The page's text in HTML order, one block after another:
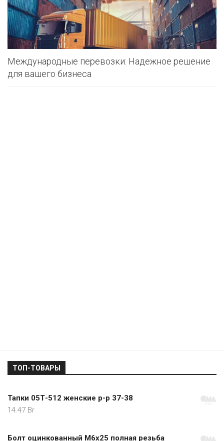
Международные перевозки: Надежное решение
для вашего бизнеса
ТОП-ТОВАРЫ
Тапки 05Т-512 женские р-р 37-38
14.47 Br
Болт оцинкованный М6х25 полная резьба